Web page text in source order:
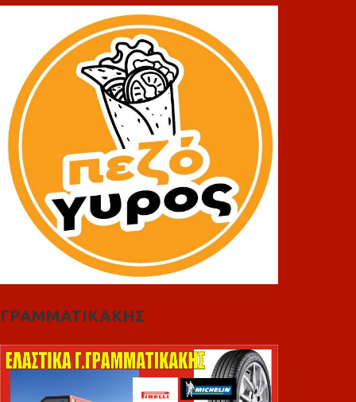
ΓΡΑΜΜΑΤΙΚΑΚΗΣ